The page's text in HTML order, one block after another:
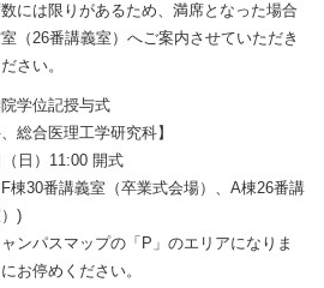
には限りがあるため、満席となった場合
（26番講義室）へご案内させていただき
さい。
学位記授与式
総合医理工学研究科】
日）11:00 開式
番講義室（卒業式会場）、A棟26番講
)
ンパスマップの「P」のエリアになりま
お停めください。